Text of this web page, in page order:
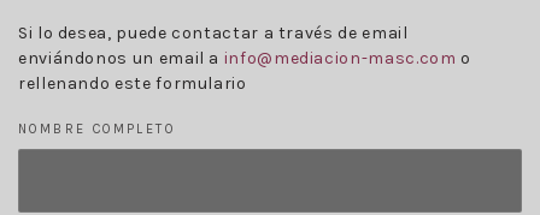
Si lo desea, puede contactar a través de email
enviándonos un email a info@mediacion-masc.com o
rellenando este formulario
NOMBRE COMPLETO